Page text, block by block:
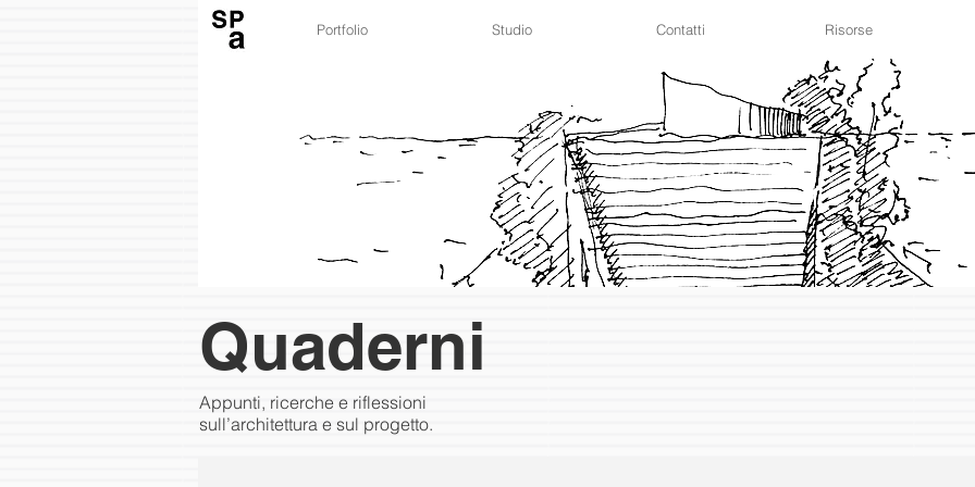
Portfolio Studio Contatti Risorse
Quaderni
Appunti, ricerche e riflessioni
sull’architettura e sul progetto.